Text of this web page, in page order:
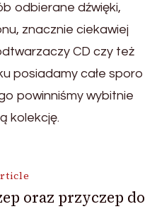
odbierane dźwięki,
znacznie ciekawiej
CD czy też
posiadamy całe sporo
powinniśmy wybitnie
kolekcję.
oraz przyczep do